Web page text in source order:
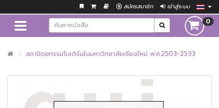
สมัครสมาชิก เข้าสู่ระบบ
0
สถาปัตยกรรมโมเดิร์นในมหาวิทยาลัยเชียงใหม่ พ.ศ.2503-2533